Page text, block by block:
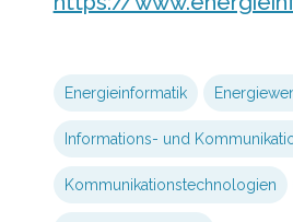
Energieinformatik
Informations- und
Kommunikationstechnologien